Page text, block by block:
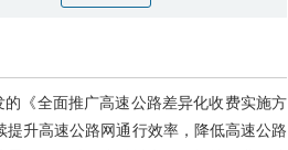
《全面推广高速公路差异化收费实施方
升高速公路网通行效率，降低高速公路